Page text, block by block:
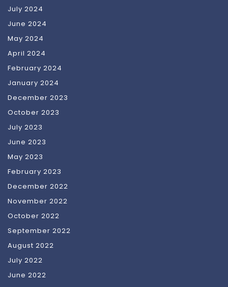
July 2024
June 2024
May 2024
April 2024
February 2024
January 2024
December 2023
October 2023
July 2023
June 2023
May 2023
February 2023
December 2022
November 2022
October 2022
September 2022
August 2022
July 2022
June 2022